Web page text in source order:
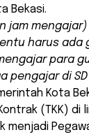
Bekasi.
jam
harus ada
para
pengajar di SD
Kota
(TKK) di
menjadi